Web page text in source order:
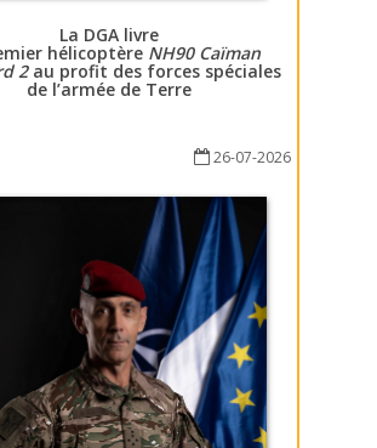
La DGA livre
hélicoptère NH90 Caïman
2au profit des forces spéciales
de l’armée de Terre
26-07-2026